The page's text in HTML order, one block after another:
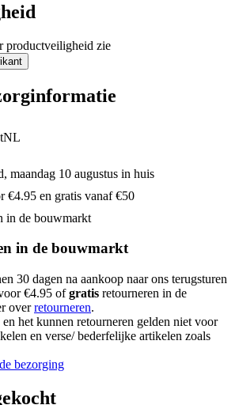
productveiligheid zie
maandag 10 augustus in huis
€4.95 en gratis vanaf €50
in de bouwmarkt
in de bouwmarkt
30 dagen na aankoop naar ons terugsturen
€4.95 ofgratis retourneren in de
overretourneren.
het kunnen retourneren gelden niet voor
en verse/ bederfelijke artikelen zoals
bezorging